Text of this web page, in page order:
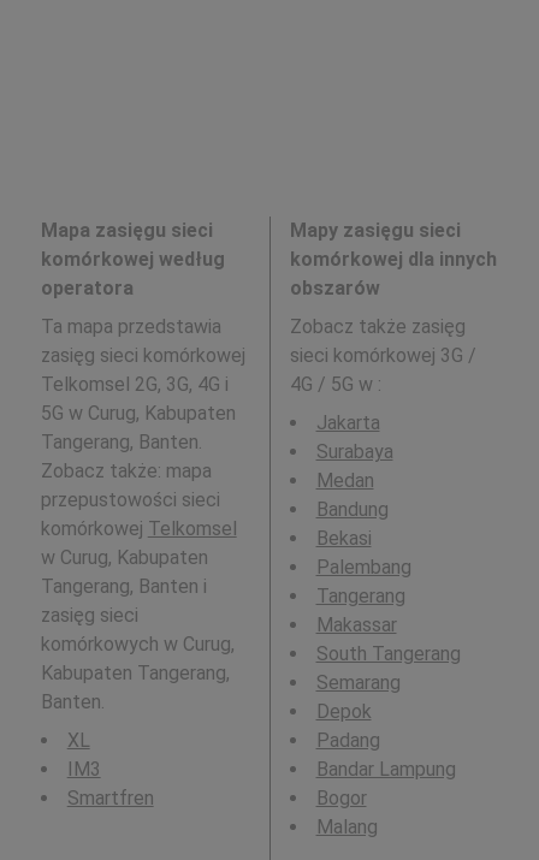
Mapa zasięgu sieci
komórkowej według
operatora
Ta mapa przedstawia
zasięg sieci komórkowej
Telkomsel 2G, 3G, 4G i
5G w Curug, Kabupaten
Tangerang, Banten.
Zobacz także: mapa
przepustowości sieci
komórkowej Telkomsel
w Curug, Kabupaten
Tangerang, Banten i
zasięg sieci
komórkowych w Curug,
Kabupaten Tangerang,
Banten.
XL
IM3
Smartfren
Mapy zasięgu sieci
komórkowej dla innych
obszarów
Zobacz także zasięg
sieci komórkowej 3G /
4G / 5G w :
Jakarta
Surabaya
Medan
Bandung
Bekasi
Palembang
Tangerang
Makassar
South Tangerang
Semarang
Depok
Padang
Bandar Lampung
Bogor
Malang